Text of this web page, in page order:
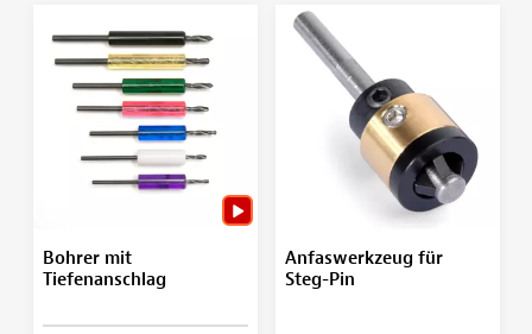
Bohrer mit
Tiefenanschlag
Anfaswerkzeug für
Steg-Pin